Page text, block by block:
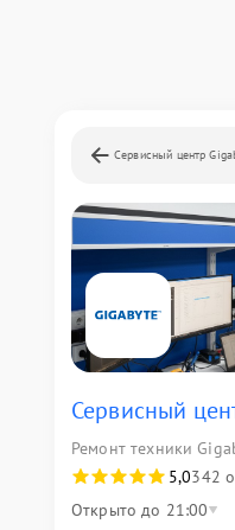
Сервисный центр
Сервисный
Ремонт техники
5,0342
Открыто до 21:00